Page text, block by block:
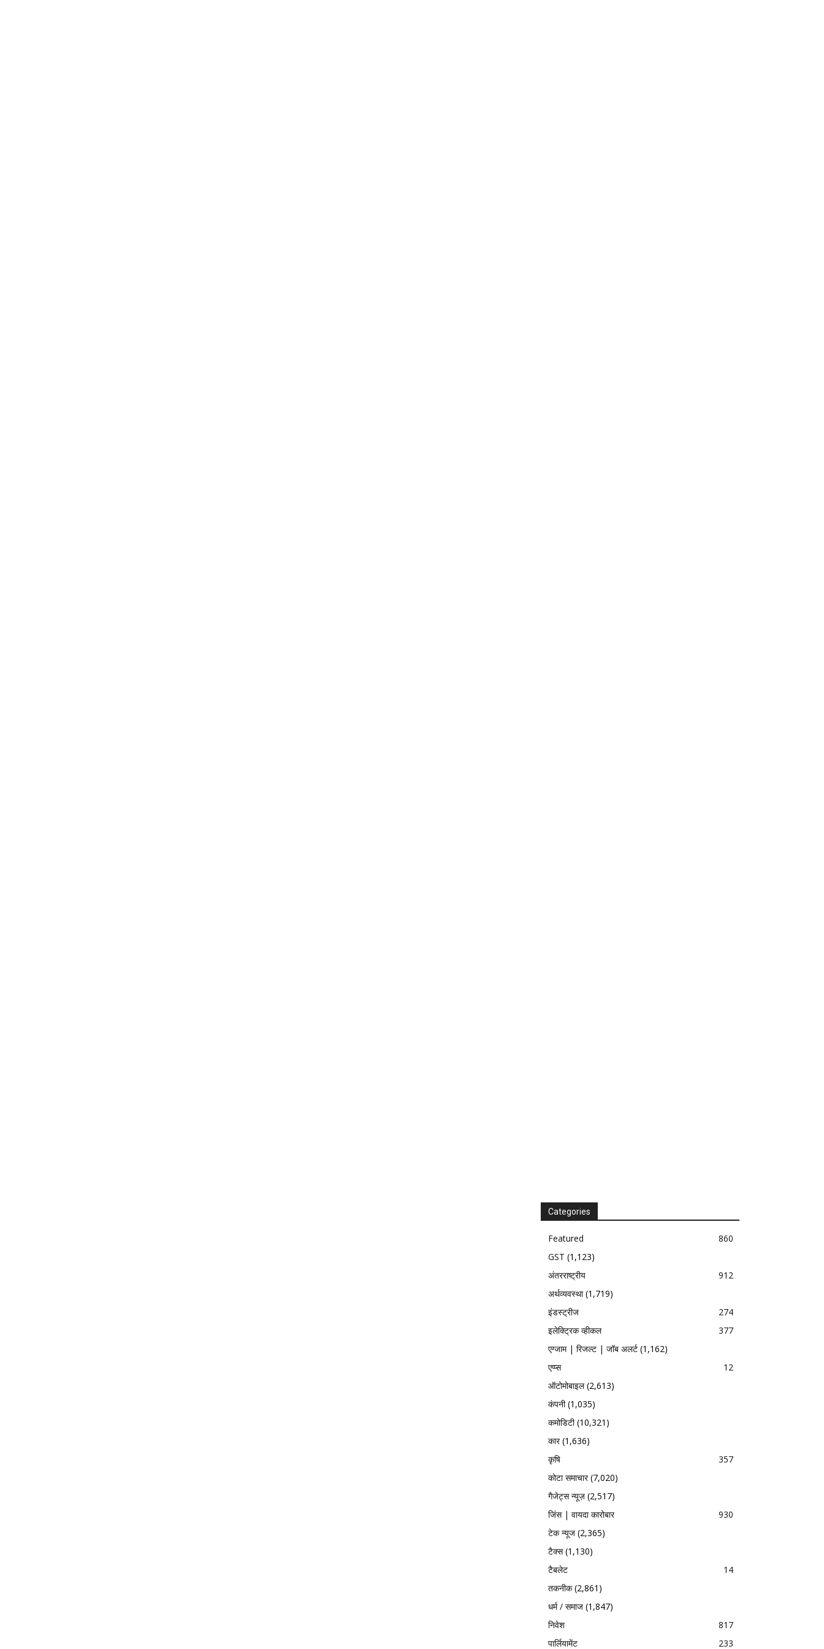
Categories
Featured
860
GST (1,123)
अंतरराष्ट्रीय
912
अर्थव्यवस्था(1,719)
इंडस्ट्रीज
274
इलेक्ट्रिक व्हीकल
377
एग्जाम | रिजल्ट | जॉब अलर्ट (1,162)
एप्प्स
12
ऑटोमोबाइल(2,613)
कंपनी(1,035)
कमोडिटी(10,321)
कार(1,636)
कृषि
357
कोटा समाचार(7,020)
गैजेट्स न्यूज़ (2,517)
जिंस | वायदा कारोबार
930
टेक न्यूज (2,365)
टैक्स(1,130)
टैबलेट
14
तकनीक(2,861)
धर्म / समाज (1,847)
निवेश
817
पार्लियामेंट
233